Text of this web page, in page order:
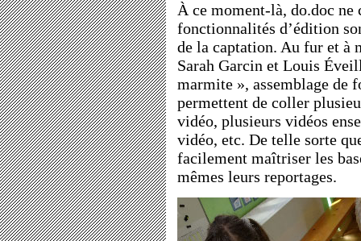
À ce moment-là, do.doc ne
fonctionnalités d’édition
de la captation. Au fur et à
Sarah Garcin et Louis
marmite », assemblage de
permettent de coller
vidéo, plusieurs vidéos
vidéo, etc. De telle sorte
facilement maîtriser les
mêmes leurs reportages.